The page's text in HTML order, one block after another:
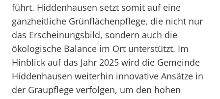
führt. Hiddenhausen setzt somit auf eine
ganzheitliche Grünflächenpflege, die nicht nur
das Erscheinungsbild, sondern auch die
ökologische Balance im Ort unterstützt. Im
Hinblick auf das Jahr 2025 wird die Gemeinde
Hiddenhausen weiterhin innovative Ansätze in
der Graupflege verfolgen, um den hohen